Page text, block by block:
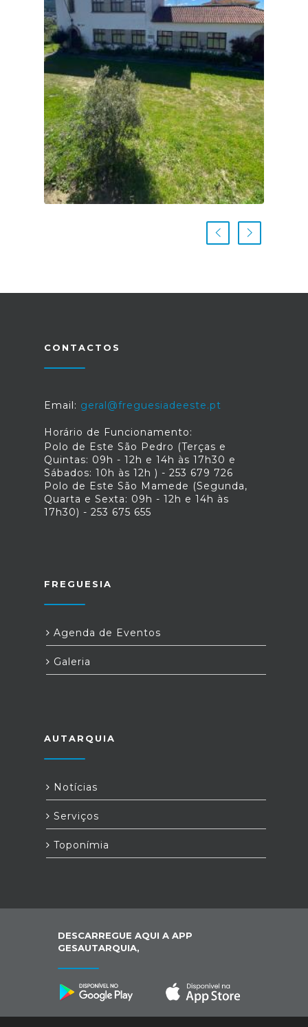
CONTACTOS
Email: geral@freguesiadeeste.pt
Horário de Funcionamento:
Polo de Este São Pedro (Terças e
Quintas: 09h - 12h e 14h às 17h30 e
Sábados: 10h às 12h ) - 253 679 726
Polo de Este São Mamede (Segunda,
Quarta e Sexta: 09h - 12h e 14h às
17h30) - 253 675 655
FREGUESIA
Agenda de Eventos
Galeria
AUTARQUIA
Notícias
Serviços
Toponímia
DESCARREGUE AQUI A APP
GESAUTARQUIA,